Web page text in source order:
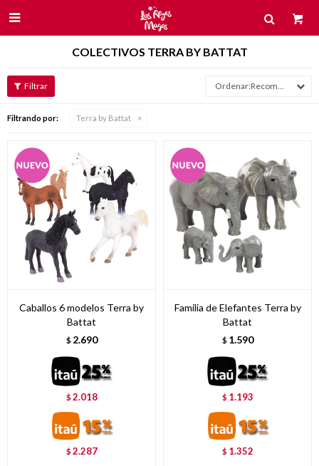

COLECTIVOS TERRA BY BATTAT
Recomendados
Filtrando por: Terra by Battat
Caballos 6 modelos Terra by
Battat
$ 2.690
$2.018
$2.287
Familia de Elefantes Terra by
Battat
$ 1.590
$ 1.193
$ 1.352